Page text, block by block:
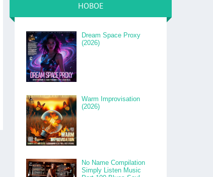
НОВОЕ
Dream Space Proxy
(2026)
Warm Improvisation
(2026)
No Name Compilation
Simply Listen Music